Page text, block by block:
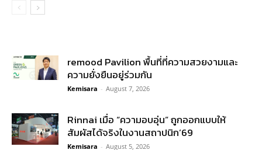
remood Pavilion พื้นที่ที่ความสวยงามและ
ความยั่งยืนอยู่ร่วมกัน
Kemisara - August 7, 2026
Rinnai เมื่อ “ความอบอุ่น” ถูกออกแบบให้
สัมผัสได้จริงในงานสถาปนิก’69
Kemisara - August 5, 2026